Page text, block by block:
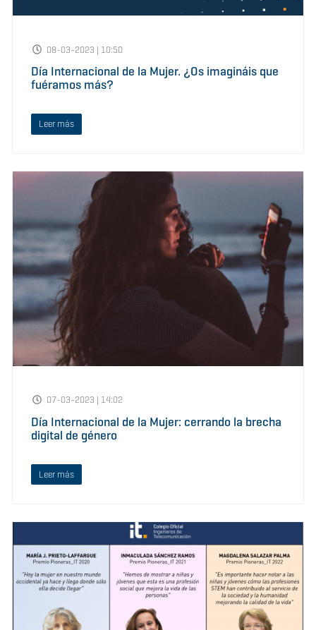
08-03-2023 | 10:50
Día Internacional de la Mujer. ¿Os imagináis que
fuéramos más?
Leer más
07-03-2023 | 14:02
Día Internacional de la Mujer: cerrando la brecha
digital de género
Leer más